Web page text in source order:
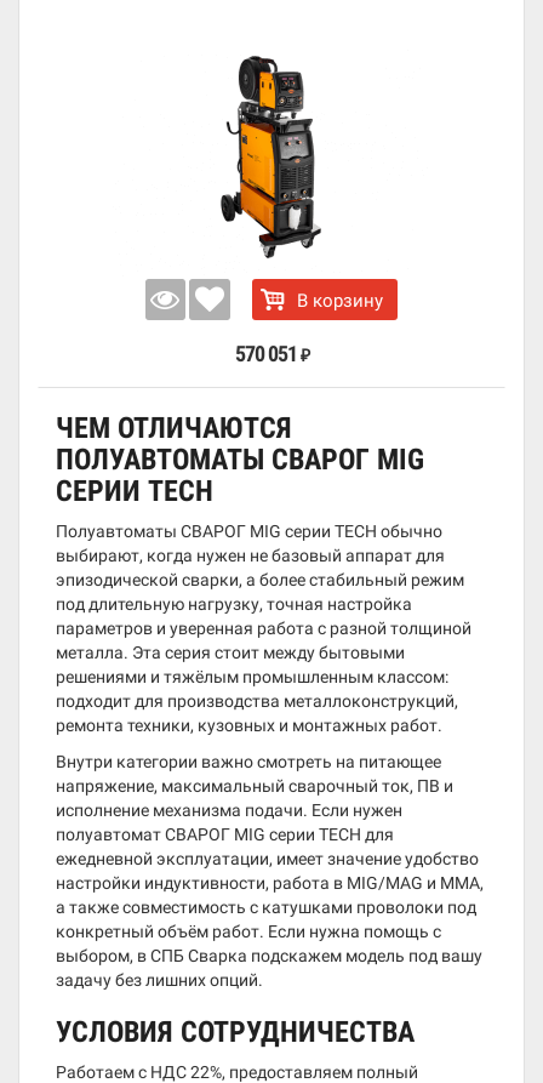
В корзину
570 051 ₽
ЧЕМ ОТЛИЧАЮТСЯ
ПОЛУАВТОМАТЫ СВАРОГ MIG
СЕРИИ TECH
Полуавтоматы СВАРОГ MIG серии TECH обычно
выбирают, когда нужен не базовый аппарат для
эпизодической сварки, а более стабильный режим
под длительную нагрузку, точная настройка
параметров и уверенная работа с разной толщиной
металла. Эта серия стоит между бытовыми
решениями и тяжёлым промышленным классом:
подходит для производства металлоконструкций,
ремонта техники, кузовных и монтажных работ.
Внутри категории важно смотреть на питающее
напряжение, максимальный сварочный ток, ПВ и
исполнение механизма подачи. Если нужен
полуавтомат СВАРОГ MIG серии TECH для
ежедневной эксплуатации, имеет значение удобство
настройки индуктивности, работа в MIG/MAG и MMA,
а также совместимость с катушками проволоки под
конкретный объём работ. Если нужна помощь с
выбором, в СПБ Сварка подскажем модель под вашу
задачу без лишних опций.
УСЛОВИЯ СОТРУДНИЧЕСТВА
Работаем с НДС 22%, предоставляем полный